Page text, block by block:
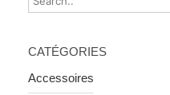
CATÉGORIES
Accessoires